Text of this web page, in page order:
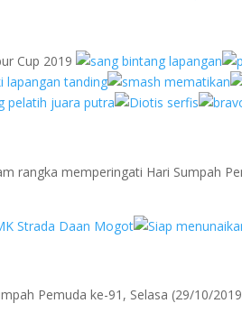
Cup 2019
rangka memperingati Hari Sumpah
Pemuda ke-91, Selasa (29/10/